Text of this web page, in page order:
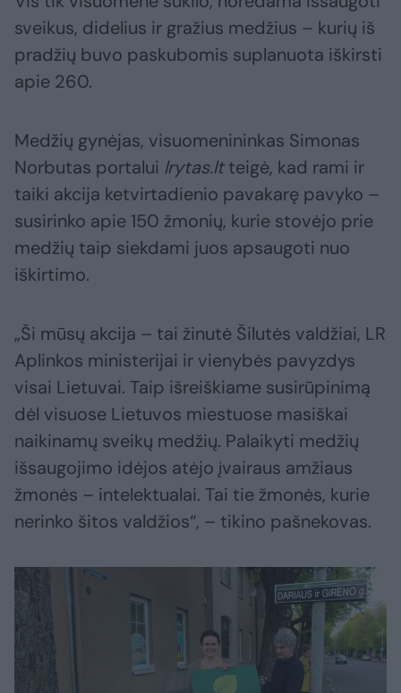
sveikus, didelius ir gražius medžius – kurių iš
pradžių buvo paskubomis suplanuota iškirsti
apie 260.
Medžių gynėjas, visuomenininkas Simonas
Norbutas portalui lrytas.ltteigė, kad rami ir
taiki akcija ketvirtadienio pavakarę pavyko –
susirinko apie 150 žmonių, kurie stovėjo prie
medžių taip siekdami juos apsaugoti nuo
iškirtimo.
„Ši mūsų akcija – tai žinutė Šilutės valdžiai, LR
Aplinkos ministerijai ir vienybės pavyzdys
visai Lietuvai. Taip išreiškiame susirūpinimą
dėl visuose Lietuvos miestuose masiškai
naikinamų sveikų medžių. Palaikyti medžių
išsaugojimo idėjos atėjo įvairaus amžiaus
žmonės – intelektualai. Tai tie žmonės, kurie
nerinko šitos valdžios“, – tikino pašnekovas.